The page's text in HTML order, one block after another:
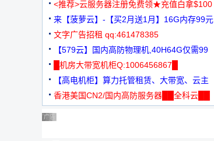
<推荐>云服务器注册免费领★充值白拿$100
来【菠萝云】-【买2月送1月】16G内存99元
文字广告招租 qq:461478385
【579云】国内高防物理机,40H64G仅需99
元
█机房大带宽机柜Q:1006456867█
【高电机柜】算力托管租赁、大带宽、云主
机
香港美国CN2/国内高防服务器██全科云██
广告 商业广告，理性选择
广告 商业广告，理性选择
广告 商业广告，理性选择
广告 商业广告，理性选择
广告 商业广告，理性选择